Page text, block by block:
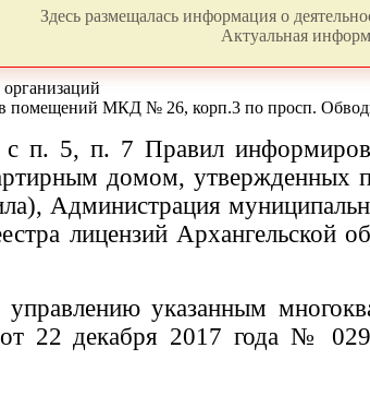
Здесь размещалась информация о
Актуальная
помещений МКД № 26, корп.3 по просп.
с п. 5, п. 7 Правил
домом, утвержденных
Администрация
лицензий Архангельской
управлению указанным
от 22 декабря 2017 года №